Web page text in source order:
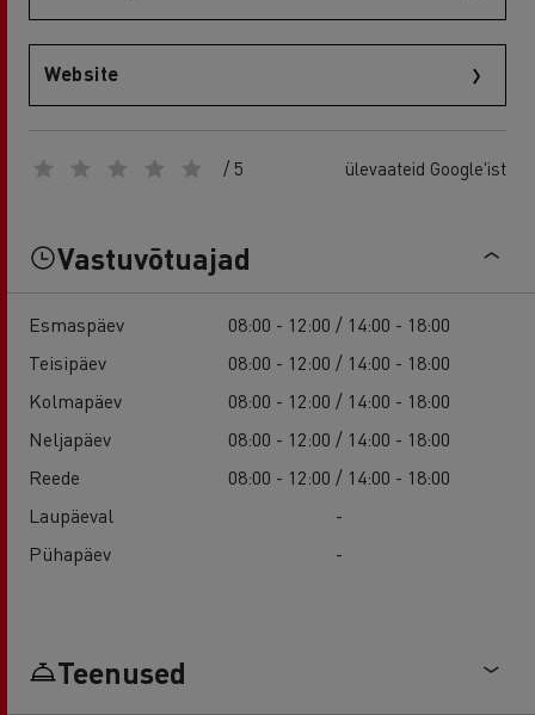
Website
/ 5 ülevaateid Google'ist
Vastuvõtuajad
Esmaspäev
08:00 - 12:00 / 14:00 - 18:00
Teisipäev
08:00 - 12:00 / 14:00 - 18:00
Kolmapäev
08:00 - 12:00 / 14:00 - 18:00
Neljapäev
08:00 - 12:00 / 14:00 - 18:00
Reede
08:00 - 12:00 / 14:00 - 18:00
Laupäeval
-
Pühapäev
-
Teenused